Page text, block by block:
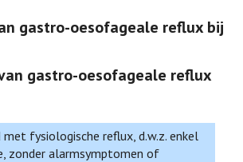
gastro-oesofageale reflux bij
gastro-oesofageale reflux
met fysiologische reflux, d.w.z. enkel
zonder alarmsymptomen of